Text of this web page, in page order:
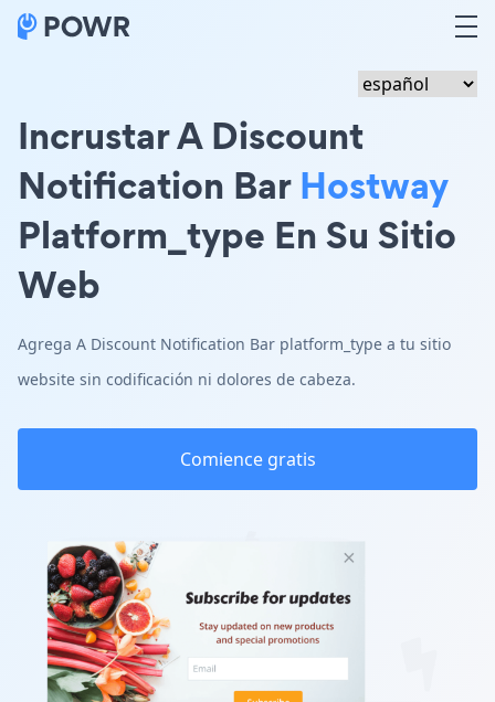
Incrustar A Discount
Notification BarHostway
Platform_type En Su Sitio
Web
Agrega A Discount Notification Bar platform_type a tu sitio
website sin codificación ni dolores de cabeza.
Comience gratis